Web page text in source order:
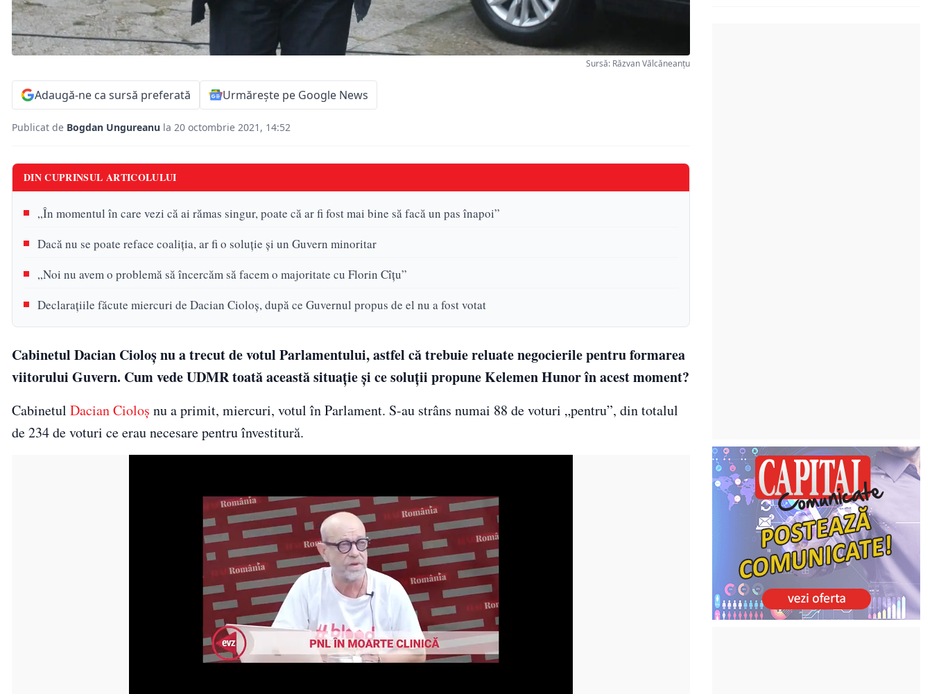
Sursă: Răzvan Vălcăneanţu
Adaugă-ne ca sursă preferată Urmărește pe Google News
Publicat de Bogdan Ungureanu la 20 octombrie 2021, 14:52
DIN CUPRINSUL ARTICOLULUI
„În momentul în care vezi că ai rămas singur, poate că ar fi fost mai bine să facă un pas înapoi”
Dacă nu se poate reface coaliţia, ar fi o soluţie şi un Guvern minoritar
„Noi nu avem o problemă să încercăm să facem o majoritate cu Florin Cîţu”
Declaraţiile făcute miercuri de Dacian Cioloş, după ce Guvernul propus de el nu a fost votat
Cabinetul Dacian Cioloş nu a trecut de votul Parlamentului, astfel că trebuie reluate negocierile pentru formarea
viitorului Guvern. Cum vede UDMR toată această situaţie şi ce soluţii propune Kelemen Hunor în acest moment?
Cabinetul Dacian Cioloş nu a primit, miercuri, votul în Parlament. S-au strâns numai 88 de voturi „pentru”, din totalul
de 234 de voturi ce erau necesare pentru învestitură.